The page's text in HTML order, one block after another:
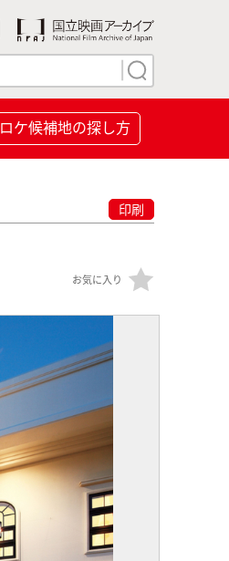
ロケ候補地の探し方
印刷
お気に入り